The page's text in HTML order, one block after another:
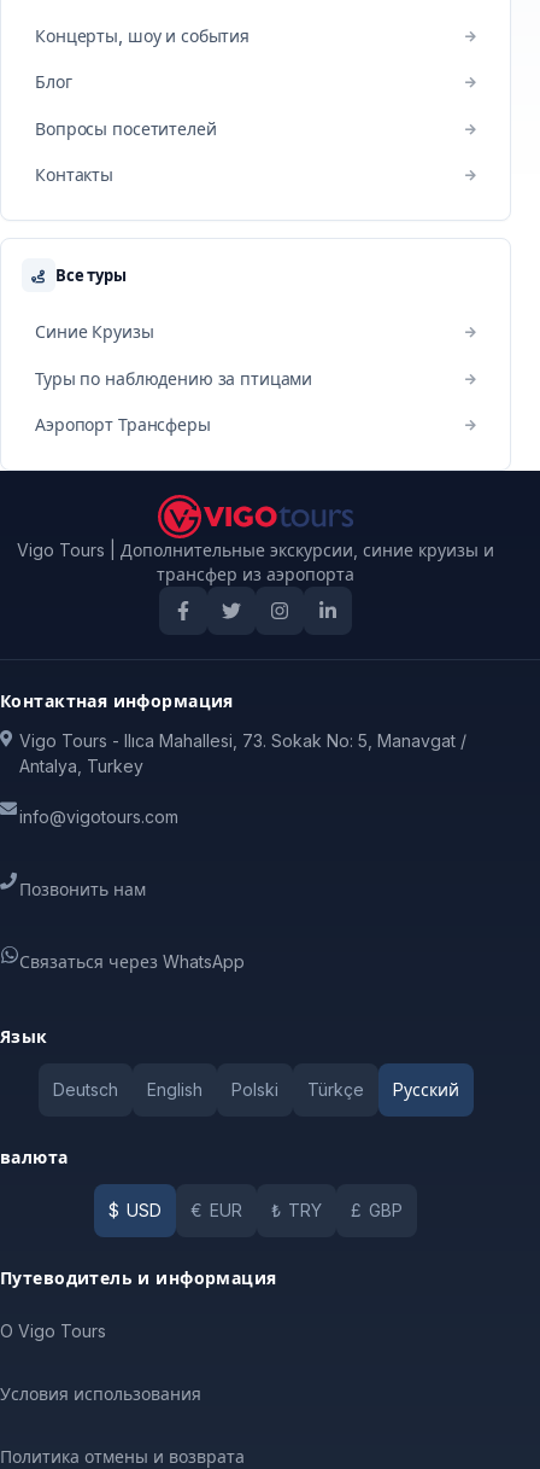
Концерты, шоу и события
Блог
Вопросы посетителей
Контакты
Все туры
Синие Круизы
Туры по наблюдению за птицами
Аэропорт Трансферы
Vigo Tours | Дополнительные экскурсии, синие круизы и
трансфер из аэропорта
Контактная информация
Vigo Tours - Ilıca Mahallesi, 73. Sokak No: 5, Manavgat /
Antalya, Turkey
info@vigotours.com
Позвонить нам
Связаться через WhatsApp
Язык
Deutsch English Polski Türkçe Pусский
валюта
$ USD € EUR ₺ TRY £ GBP
Путеводитель и информация
O Vigo Tours
Условия использования
Политика отмены и возврата